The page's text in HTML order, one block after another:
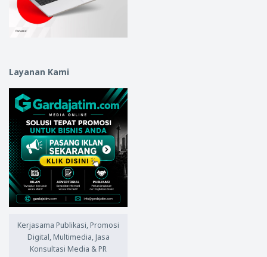
Layanan Kami
Kerjasama Publikasi, Promosi
Digital, Multimedia, Jasa
Konsultasi Media & PR